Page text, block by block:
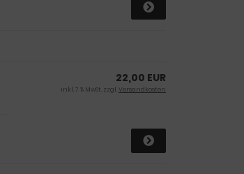
22,00 EUR
inkl. 7 % MwSt. zzgl.Versandkosten